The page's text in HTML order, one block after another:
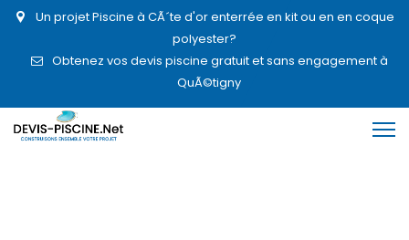
Un projet Piscine à CÃ´te d'or enterrée en kit ou en en coque
polyester?
Obtenez vos devis piscine gratuit et sans engagement à
QuÃ©tigny